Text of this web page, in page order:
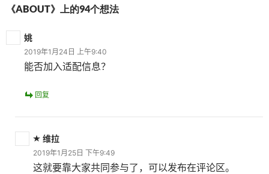
《ABOUT》上的94个想法
姚
2019年1月24日 上午9:40
能否加入适配信息？
回复
维拉
2019年1月25日 下午9:49
这就要靠大家共同参与了，可以发布在评论区。